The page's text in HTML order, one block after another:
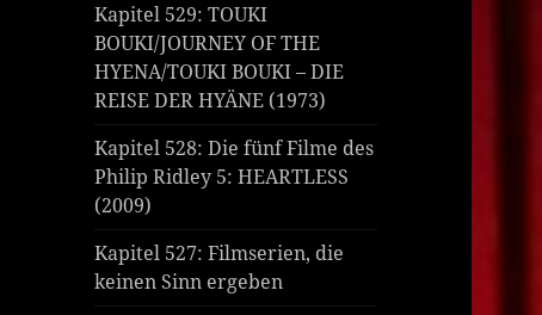
Kapitel 529: TOUKI
BOUKI/JOURNEY OF THE
HYENA/TOUKI BOUKI – DIE
REISE DER HYÄNE (1973)
Kapitel 528: Die fünf Filme des
Philip Ridley 5: HEARTLESS
(2009)
Kapitel 527: Filmserien, die
keinen Sinn ergeben